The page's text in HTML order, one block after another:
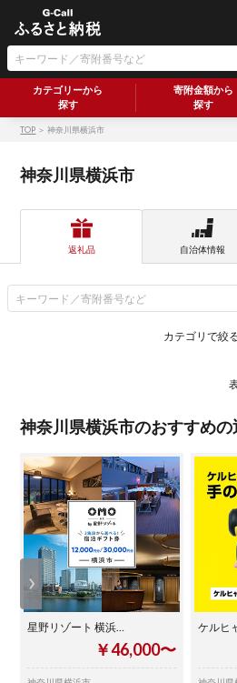
カテゴリーから
探す
寄附金額から
探す
TOP ＞ 神奈川県横浜市
神奈川県横浜市
返礼品 自治体情報
カテゴリで絞
神奈川県横浜市のおすすめの
星野リゾート 横浜…
￥46,000〜
ケルヒ